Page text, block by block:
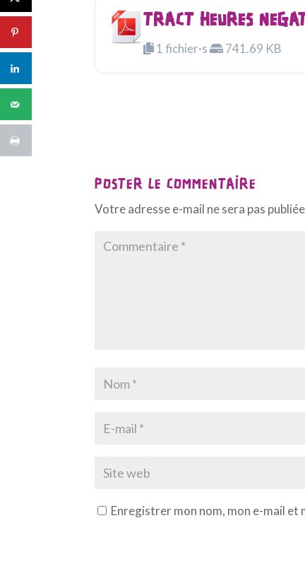
TRACT HEURES
1 fichier·s 741.69 KB
POSTER LE COMMENTAIRE
Votre adresse e-mail ne sera pas
Enregistrer mon nom, mon e-mail